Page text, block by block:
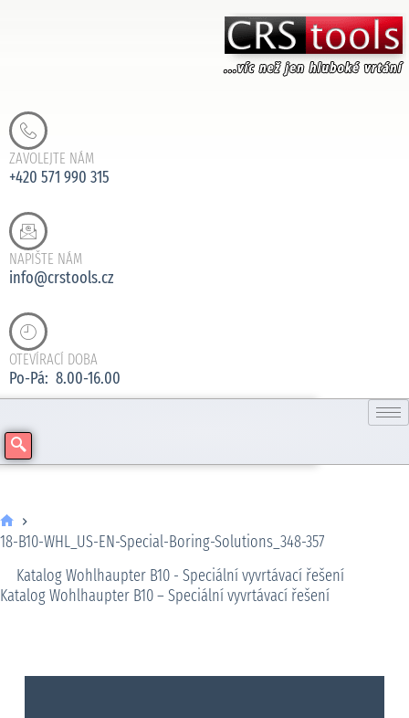
ZAVOLEJTE NÁM
+420 571 990 315
NAPIŠTE NÁM
info@crstools.cz
OTEVÍRACÍ DOBA
Po-Pá: 8.00-16.00
18-B10-WHL_US-EN-Special-Boring-Solutions_348-357
Katalog Wohlhaupter B10 - Speciální vyvrtávací řešení
Katalog Wohlhaupter B10 – Speciální vyvrtávací řešení